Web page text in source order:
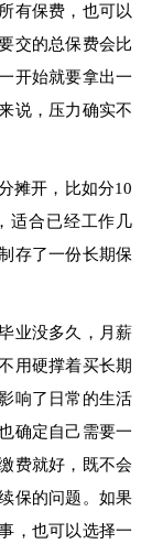
有保费，也可以
交的总保费会比
开始就要拿出一
说，压力确实不
摊开，比如分10
适合已经工作几
存了一份长期保
业没多久，月薪
用硬撑着买长期
响了日常的生活
确定自己需要一
费就好，既不会
保的问题。如果
，也可以选择一